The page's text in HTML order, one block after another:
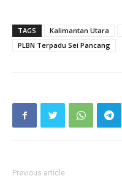
TAGS Kalimantan Utara
PLBN Terpadu Sei Pancang
Previous article